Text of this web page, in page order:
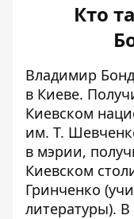
Кто
Владимир
в Киеве.
Киевском
им. Т.
в мэрии,
Киевском
Гринченко
литературы).